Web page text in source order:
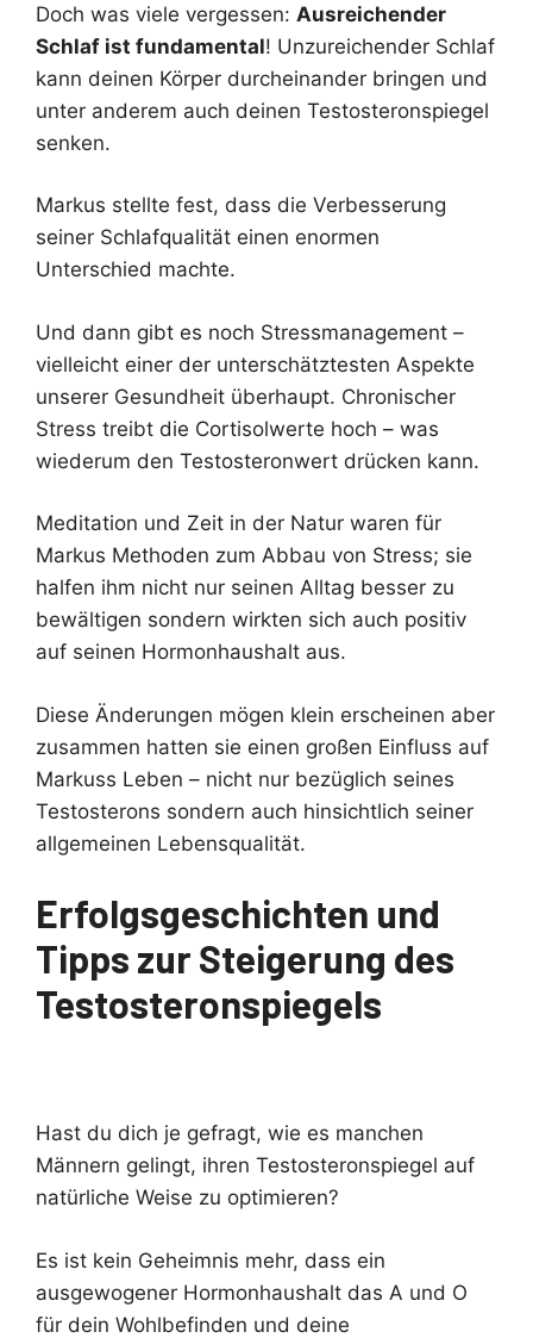
Doch was viele vergessen: Ausreichender
Schlaf ist fundamental! Unzureichender Schlaf
kann deinen Körper durcheinander bringen und
unter anderem auch deinen Testosteronspiegel
senken.
Markus stellte fest, dass die Verbesserung
seiner Schlafqualität einen enormen
Unterschied machte.
Und dann gibt es noch Stressmanagement –
vielleicht einer der unterschätztesten Aspekte
unserer Gesundheit überhaupt. Chronischer
Stress treibt die Cortisolwerte hoch – was
wiederum den Testosteronwert drücken kann.
Meditation und Zeit in der Natur waren für
Markus Methoden zum Abbau von Stress; sie
halfen ihm nicht nur seinen Alltag besser zu
bewältigen sondern wirkten sich auch positiv
auf seinen Hormonhaushalt aus.
Diese Änderungen mögen klein erscheinen aber
zusammen hatten sie einen großen Einfluss auf
Markuss Leben – nicht nur bezüglich seines
Testosterons sondern auch hinsichtlich seiner
allgemeinen Lebensqualität.
Erfolgsgeschichten und
Tipps zur Steigerung des
Testosteronspiegels
Hast du dich je gefragt, wie es manchen
Männern gelingt, ihren Testosteronspiegel auf
natürliche Weise zu optimieren?
Es ist kein Geheimnis mehr, dass ein
ausgewogener Hormonhaushalt das A und O
für dein Wohlbefinden und deine